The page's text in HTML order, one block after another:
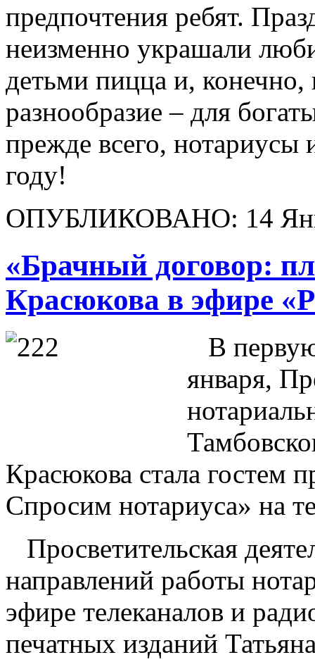
предпочтения ребят.
неизменно украшали
детьми пицца и, конечно,
разнообразие – для
прежде всего,
году!
ОПУБЛИКОВАНО: 14
«Брачный договор:
Красюкова в эфире
В
января,
Красюкова стала гостем
Спросим нотариуса» на
Просветительская
направлений работы
эфире телеканалов и
печатных изданий